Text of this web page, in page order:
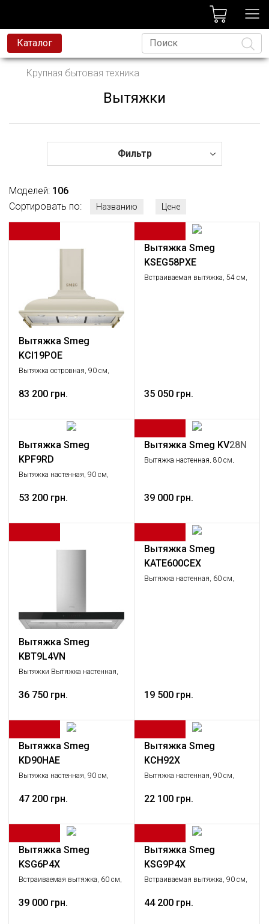
Каталог
техника
техника
техника
Крупная бытовая техника
Вытяжки
Фильтр
Моделей: 106
Сортировать по:
Названию Цене
Вытяжка Smeg
KCI19POE
Вытяжка островная, 90 см,
83 200 грн.
Вытяжка Smeg
KSEG58PXE
Встраиваемая вытяжка, 54 см,
35 050 грн.
Вытяжка Smeg
KPF9RD
Вытяжка настенная, 90 см,
53 200 грн.
Вытяжка Smeg KV28N
Вытяжка настенная, 80 см,
39 000 грн.
Вытяжка Smeg
KBT9L4VN
Вытяжки Вытяжка настенная,
36 750 грн.
Вытяжка Smeg
KATE600CEX
Вытяжка настенная, 60 см,
19 500 грн.
Вытяжка Smeg
KD90HAE
Вытяжка настенная, 90 см,
47 200 грн.
Вытяжка Smeg
KCH92X
Вытяжка настенная, 90 см,
22 100 грн.
Вытяжка Smeg
KSG6P4X
Встраиваемая вытяжка, 60 см,
39 000 грн.
Вытяжка Smeg
KSG9P4X
Встраиваемая вытяжка, 90 см,
44 200 грн.